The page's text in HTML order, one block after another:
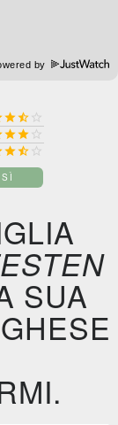
by
 
 
 
SUA